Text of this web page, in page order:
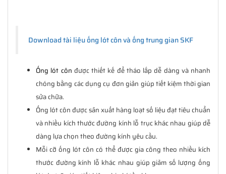
Download tài liệu ống lót côn và ống trung gian SKF
Ống lót côn được thiết kế để tháo lắp dễ dàng và nhanh
chóng bằng các dụng cụ đơn giản giúp tiết kiệm thời gian
sửa chữa.
Ống lót côn được sản xuất hàng loạt số liệu đạt tiêu chuẩn
và nhiều kích thước đường kính lỗ trục khác nhau giúp dễ
dàng lựa chọn theo đường kính yêu cầu.
Mỗi cỡ ống lót côn có thể được gia công theo nhiều kích
thước đường kính lỗ khác nhau giúp giảm số lượng ống